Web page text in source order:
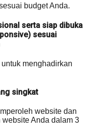
budget Anda.
serta siap dibuka
sesuai
menghadirkan
singkat
website dan
Anda dalam 3